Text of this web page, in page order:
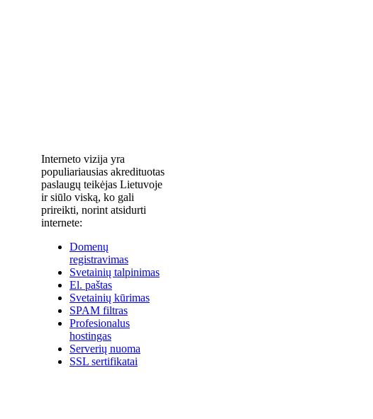
Interneto vizija yra
populiariausias akredituotas
paslaugų teikėjas Lietuvoje
ir siūlo viską, ko gali
prireikti, norint atsidurti
internete:
Domenų
registravimas
Svetainių talpinimas
El. paštas
Svetainių kūrimas
SPAM filtras
Profesionalus
hostingas
Serverių nuoma
SSL sertifikatai